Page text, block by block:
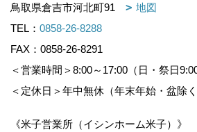
鳥取県倉吉市河北町91
地図
TEL： 0858-26-8288
FAX：0858-26-8291
＜営業時間＞8:00～17:00（日・祭日
＜定休日＞年中無休（年末年始・盆除く
《米子営業所（イシンホーム米子）》